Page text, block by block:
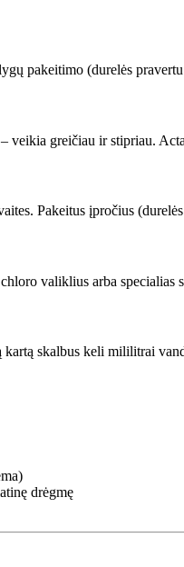
pakeitimo (durelės
greičiau ir stipriau.
Pakeitus įpročius
valiklius arba
skalbus keli mililitrai
drėgmę